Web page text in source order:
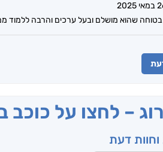
2025
בטוחה שהוא מושלם ובעל ערכים והרבה
– לחצו על
וחוות דעת